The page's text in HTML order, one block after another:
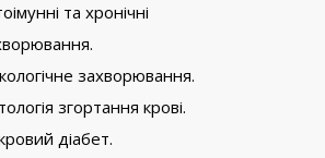
та хронічні
захворювання.
згортання крові.
діабет.